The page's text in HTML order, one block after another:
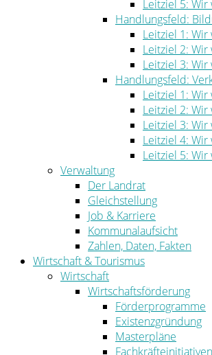
Leitziel 5: Wir
Handlungsfeld:
Leitziel 1:
Leitziel 2:
Leitziel 3:
Handlungsfeld:
Leitziel 1:
Leitziel 2:
Leitziel 3:
Leitziel 4:
Leitziel 5:
Verwaltung
Der Landrat
Gleichstellung
Job & Karriere
Kommunalaufsicht
Zahlen, Daten, Fakten
Wirtschaft & Tourismus
Wirtschaft
Wirtschaftsförderung
Förderprogramme
Existenzgründung
Masterpläne
Fachkräfteinitiativen